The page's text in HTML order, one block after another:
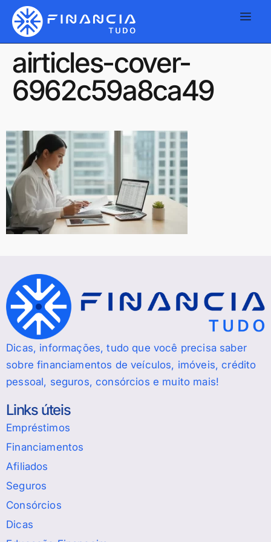
airticles-cover-
6962c59a8ca49
Dicas, informações, tudo que você precisa saber
sobre financiamentos de veículos, imóveis, crédito
pessoal, seguros, consórcios e muito mais!
Links úteis
Empréstimos
Financiamentos
Afiliados
Seguros
Consórcios
Dicas